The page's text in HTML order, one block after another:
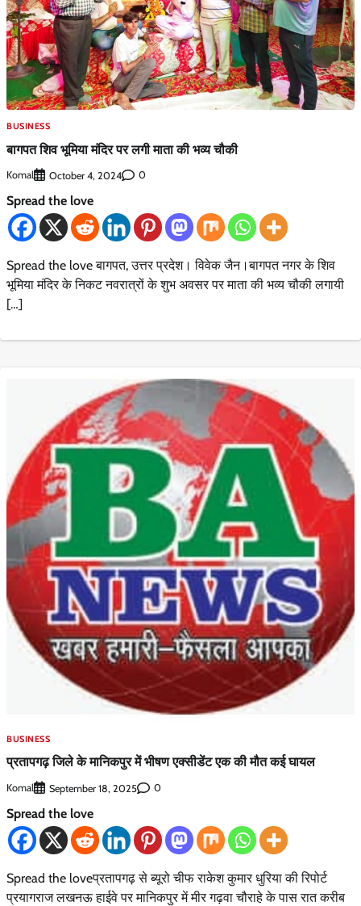
BUSINESS
बागपत शिव भूमिया मंदिर पर लगी माता की भव्य चौकी
Komal October 4, 2024 0
Spread the love
Spread the love बागपत, उत्तर प्रदेश। विवेक जैन।बागपत नगर के शिव
भूमिया मंदिर के निकट नवरात्रों के शुभ अवसर पर माता की भव्य चौकी लगायी
[…]
BUSINESS
प्रतापगढ़ जिले के मानिकपुर में भीषण एक्सीडेंट एक की मौत कई घायल
Komal September 18, 2025 0
Spread the love
Spread the loveप्रतापगढ़ से ब्यूरो चीफ राकेश कुमार धुरिया की रिपोर्ट
प्रयागराज लखनऊ हाईवे पर मानिकपुर में मीर गढ़वा चौराहे के पास रात करीब